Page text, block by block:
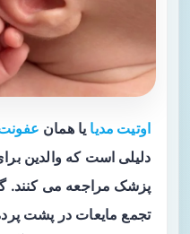
اوتیت مدیا یا همان
دلیلی است که والدین
پزشک مراجعه می کنند.
تجمع مایعات در پشت